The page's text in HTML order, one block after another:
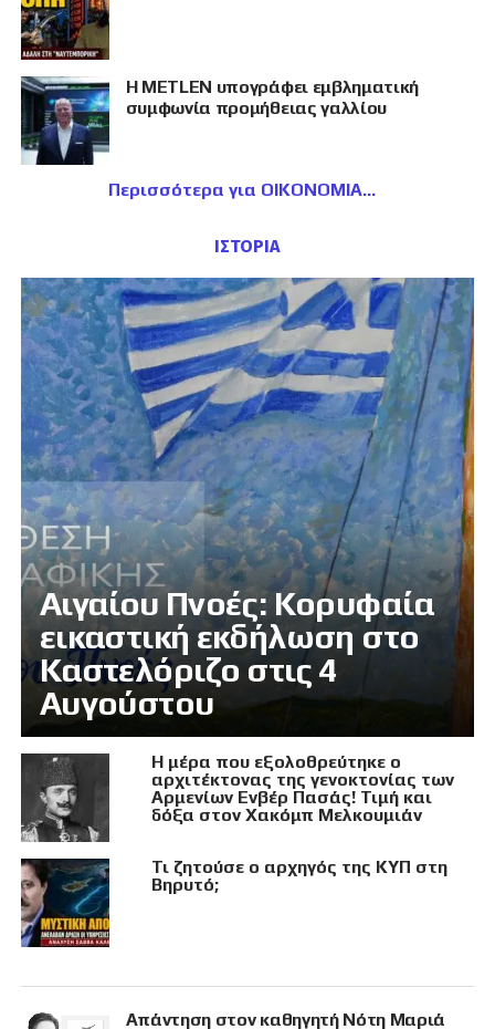
Η METLEN υπογράφει εμβληματική
συμφωνία προμήθειας γαλλίου
Περισσότερα για ΟΙΚΟΝΟΜΙΑ
ΙΣΤΟΡΙΑ
Αιγαίου Πνοές: Κορυφαία
εικαστική εκδήλωση στο
Καστελόριζο στις 4
Αυγούστου
Η μέρα που εξολοθρεύτηκε ο
αρχιτέκτονας της γενοκτονίας των
Αρμενίων Ενβέρ Πασάς! Τιμή και
δόξα στον Χακόμπ Μελκουμιάν
Τι ζητούσε ο αρχηγός της ΚΥΠ στη
Βηρυτό;
Απάντηση στον καθηγητή Νότη Μαριά